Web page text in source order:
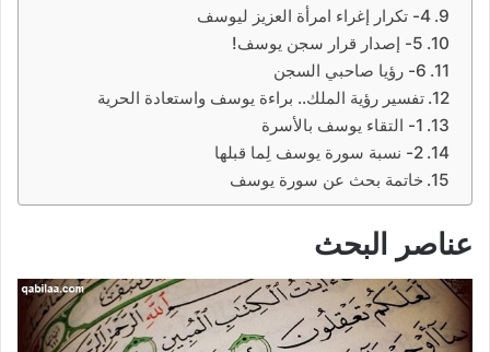
4- تكرار إغراء امرأة العزيز ليوسف
5- إصدار قرار سجن يوسف!
6- رؤيا صاحبي السجن
تفسير رؤية الملك.. براءة يوسف واستعادة الحرية
1- التقاء يوسف بالأسرة
2- نسبة سورة يوسف لِما قبلها
خاتمة بحث عن سورة يوسف
عناصر البحث